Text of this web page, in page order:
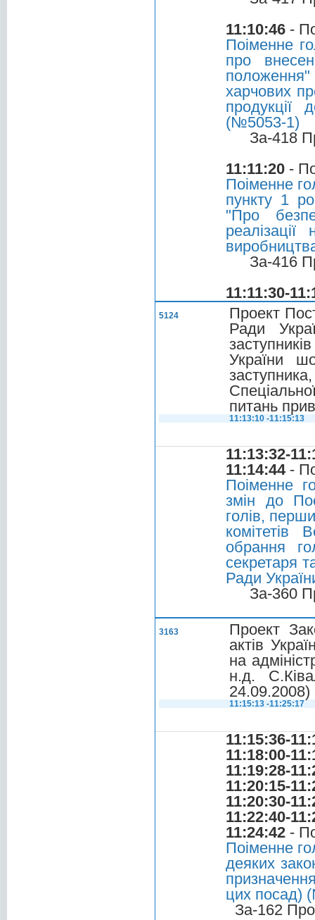
11:10:46 -
Поіменне
про
харчових
продукції
(№5053-1)
За-418
11:11:20 -
Поіменне
пункту 1
"Про
За-416
11:11:30-
5124
Проект
Ради
України
питань
11:13:10 -11:15:13
11:13:32-
11:14:44-
Поіменне
змін до
голів,
комітетів
обрання
секретаря
Ради
За-360
3163
Проект
актів
на
н.д.
24.09.2008)
11:15:13 -11:25:17
11:15:36-
11:18:00-
11:19:28-
11:20:15-
11:20:30-
11:22:40-
11:24:42 -
Поіменне
деяких
цих посад)
За-162